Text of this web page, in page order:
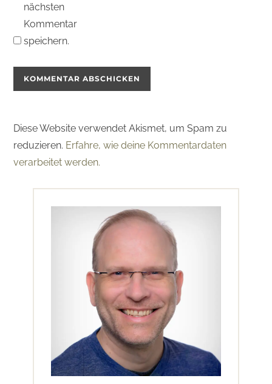
nächsten
Kommentar
speichern.
Diese Website verwendet Akismet, um Spam zu
reduzieren. Erfahre, wie deine Kommentardaten
verarbeitet werden.